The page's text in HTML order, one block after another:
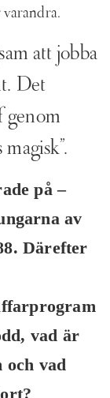
varandra.
att jobba
Det
genom
på –
av
Därefter
vad är
och vad